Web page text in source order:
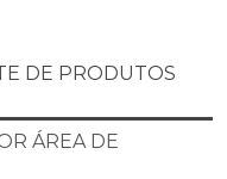
DE PRODUTOS
ÁREA DE